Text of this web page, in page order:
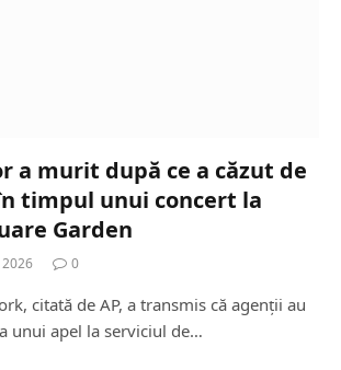
a murit după ce a căzut de
timpul unui concert la
Garden
2026 0
citată de AP, a transmis că agenții au
unui apel la serviciul de…